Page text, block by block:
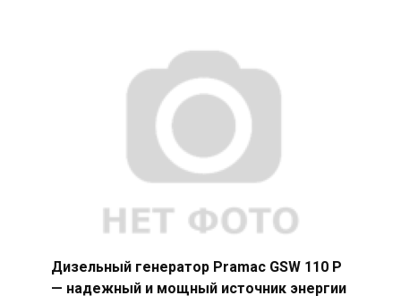
Дизельный генератор Pramac GSW 110 P
— надежный и мощный источник энергии